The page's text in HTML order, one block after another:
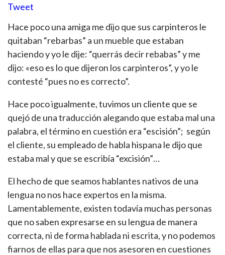
Tweet
Hace poco una amiga me dijo que sus carpinteros le
quitaban “rebarbas” a un mueble que estaban
haciendo y yo le dije: “querrás decir rebabas” y me
dijo: «eso es lo que dijeron los carpinteros”, y yo le
contesté “pues no es correcto”.
Hace poco igualmente, tuvimos un cliente que se
quejó de una traducción alegando que estaba mal una
palabra, el término en cuestión era “escisión”; según
el cliente, su empleado de habla hispana le dijo que
estaba mal y que se escribía “excisión”…
El hecho de que seamos hablantes nativos de una
lengua no nos hace expertos en la misma.
Lamentablemente, existen todavía muchas personas
que no saben expresarse en su lengua de manera
correcta, ni de forma hablada ni escrita, y no podemos
fiarnos de ellas para que nos asesoren en cuestiones